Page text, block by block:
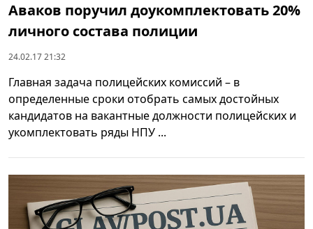
Аваков поручил доукомплектовать 20%
личного состава полиции
24.02.17 21:32
Главная задача полицейских комиссий – в
определенные сроки отобрать самых достойных
кандидатов на вакантные должности полицейских и
укомплектовать ряды НПУ ...